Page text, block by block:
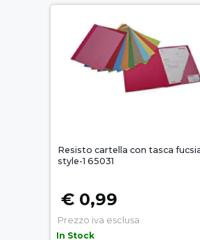
Resisto cartella con tasca
style-1 65031
€ 0,99
Prezzo iva esclusa
In Stock